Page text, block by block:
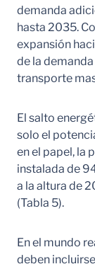
demanda
hasta 2035.
expansión
de la
transporte
El salto
solo el
en el papel, la
instalada de
a la altura de
(Tabla 5).
En el mundo
deben